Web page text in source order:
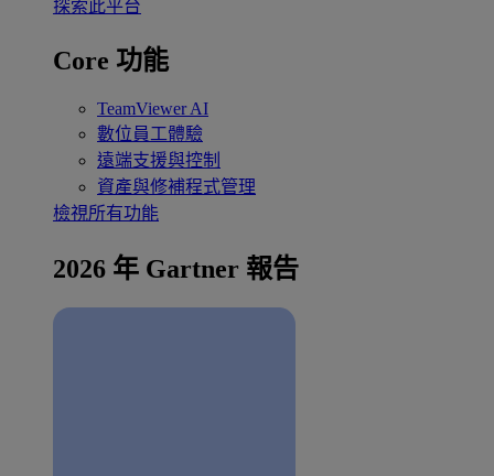
探索此平台
Core 功能
TeamViewer AI
數位員工體驗
遠端支援與控制
資產與修補程式管理
檢視所有功能
2026 年 Gartner 報告